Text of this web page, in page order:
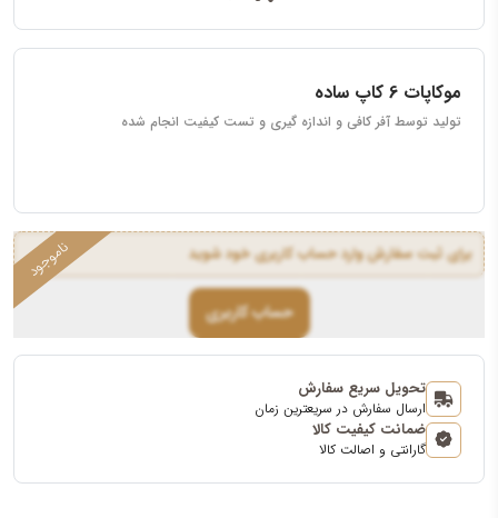
موکاپات 6 کاپ ساده
تولید توسط آفر کافی و اندازه گیری و تست کیفیت انجام شده
برای ثبت سفارش وارد حساب کاربری خود شوید
حساب کاربری
تحویل سریع سفارش
ارسال سفارش در سریعترین زمان
ضمانت کیفیت کالا
گارانتی و اصالت کالا